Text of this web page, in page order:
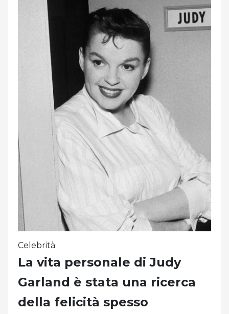
Celebrità
La vita personale di Judy
Garland è stata una ricerca
della felicità spesso